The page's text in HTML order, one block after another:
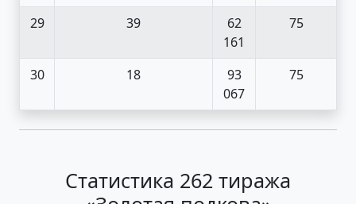
29 39
62
161
75
30 18
93
067
75
Статистика 262 тиража